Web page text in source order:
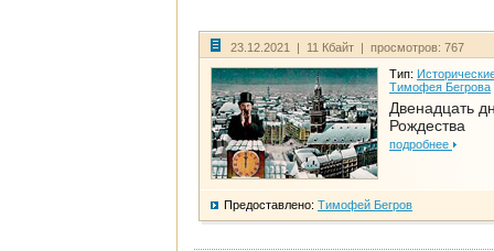
23.12.2021 | 11 Кбайт | просмотров: 767
Тип:
Тимофея Бегрова
Двенадцать
Рождества
подробнее
Предоставлено: Тимофей Бегров